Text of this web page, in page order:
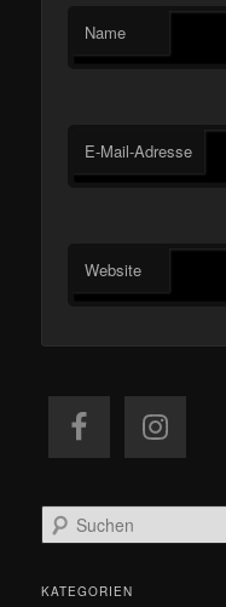
Name
E-Mail-Adresse
Website
u
h
KATEGORIEN